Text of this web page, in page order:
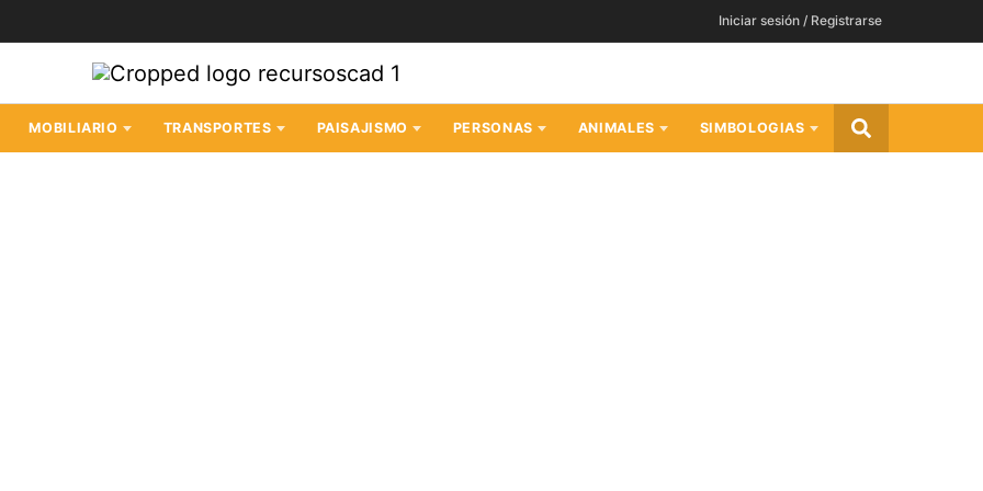
Iniciar sesión / Registrarse
MOBILIARIO TRANSPORTES PAISAJISMO PERSONAS ANIMALES SIMBOLOGIAS